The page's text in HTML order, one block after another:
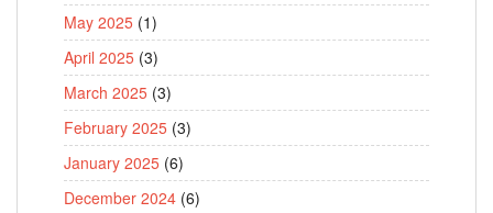
May 2025 (1)
April 2025 (3)
March 2025 (3)
February 2025 (3)
January 2025 (6)
December 2024 (6)